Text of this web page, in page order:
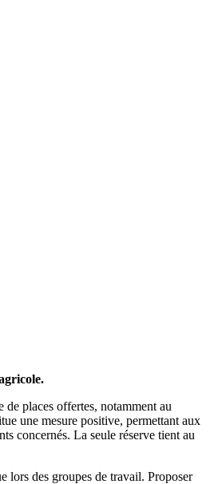
de places offertes, notamment au
une mesure positive, permettant aux
concernés. La seule réserve tient au
lors des groupes de travail. Proposer